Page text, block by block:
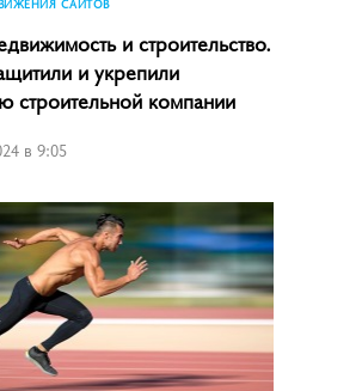
и строительство.
и укрепили
строительной компании
в 9:05